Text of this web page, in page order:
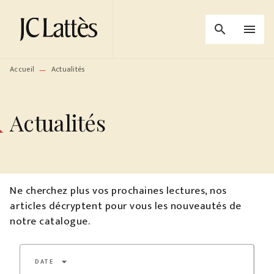
MENU RECHERCHE
PIED DE PAGE
search menu
Accueil — Actualités
Actualités
Ne cherchez plus vos prochaines lectures, nos
articles décryptent pour vous les nouveautés de
notre catalogue.
DATE arrow_drop_down